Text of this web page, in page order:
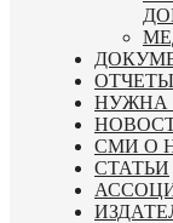
ОТЧЕТЫ
НУЖНА
СМИ О
СТАТЬИ